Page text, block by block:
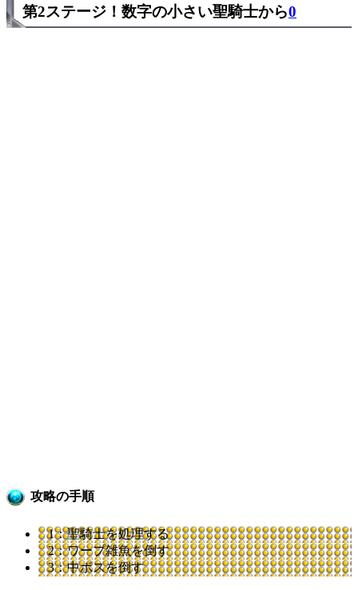
第2ステージ！数字の小さい聖騎士から0
攻略の手順
1：聖騎士を処理する
2：ワープ雑魚を倒す
3：中ボスを倒す